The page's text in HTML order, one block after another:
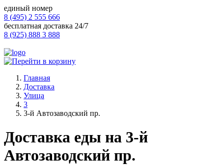
единый номер
8 (495) 2 555 666
бесплатная доставка 24/7
8 (925) 888 3 888
Главная
Доставка
Улица
3
3-й Автозаводский пр.
Доставка еды на 3-й
Автозаводский пр.